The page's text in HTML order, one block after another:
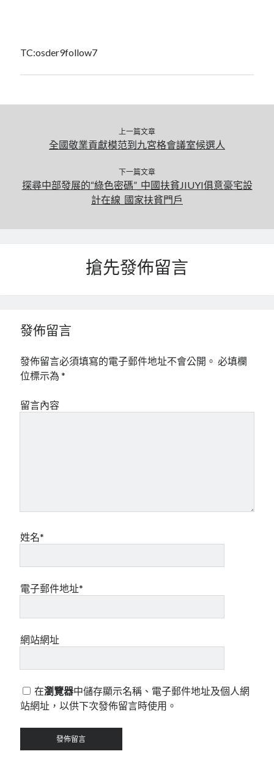
TC:osder9follow7
上一篇文章
全國敬業貢獻模范到九宮格會議室候選人
下一篇文章
探尋中部發展的“綠色密碼”_中國扶貧JIUYI俱意豪宅設
計在線_國家扶貧門戶
搶先發佈留言
發佈留言
發佈留言必須填寫的電子郵件地址不會公開。 必填欄
位標示為*
留言內容
姓名*
電子郵件地址*
網站網址
在瀏覽器中儲存顯示名稱、電子郵件地址及個人網
站網址，以供下次發佈留言時使用。